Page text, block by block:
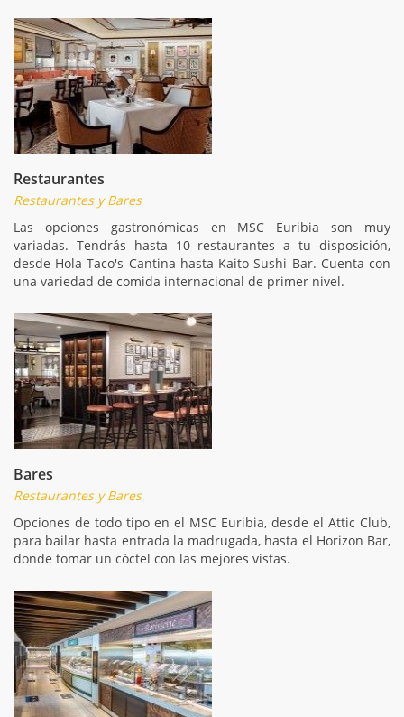
Restaurantes
Restaurantes y Bares
Las opciones gastronómicas en MSC Euribia son muy
variadas. Tendrás hasta 10 restaurantes a tu disposición,
desde Hola Taco's Cantina hasta Kaito Sushi Bar. Cuenta con
una variedad de comida internacional de primer nivel.
Bares
Restaurantes y Bares
Opciones de todo tipo en el MSC Euribia, desde el Attic Club,
para bailar hasta entrada la madrugada, hasta el Horizon Bar,
donde tomar un cóctel con las mejores vistas.